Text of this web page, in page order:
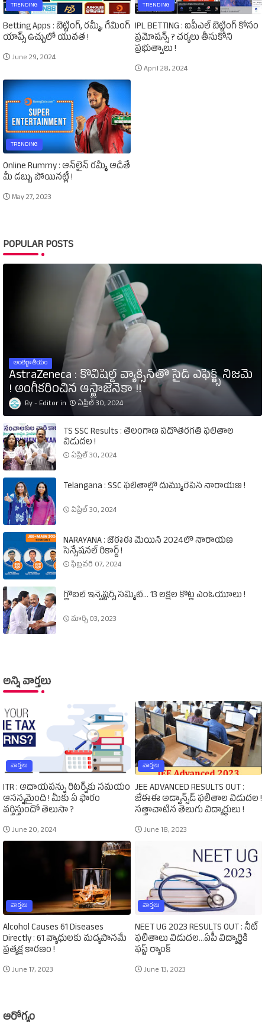
TRENDING
Betting Apps : బెట్టింగ్‌, రమ్మీ, గేమింగ్‌
యాప్స్‌ ఉచ్చులో యువత !
June 29, 2024
TRENDING
IPL BETTING : ఐపీఎల్‌ బెట్టింగ్‌ కోసం
ప్రమోషన్స్‌ ? చర్యలు తీసుకోని
ప్రభుత్వాలు !
April 28, 2024
TRENDING
Online Rummy : ఆన్‌లైన్‌ రమ్మీ ఆడితే
మీ డబ్బు పోయినట్లే !
May 27, 2023
POPULAR POSTS
అంతర్జాతీయం
AstraZeneca : కోవిషీల్డ్‌ వ్యాక్సిన్‌తో సైడ్‌ ఎఫెక్ట్స్‌ నిజమే
! అంగీకరించిన ఆస్ట్రాజెనెకా !!
Editor ఏప్రిల్ 30, 2024
TS SSC Results : తెలంగాణ పదోతరగతి ఫలితాల
విడుదల !
ఏప్రిల్ 30, 2024
Telangana : SSC ఫలితాల్లో దుమ్మురేపిన నారాయణ !
ఏప్రిల్ 30, 2024
NARAYANA : జేఈఈ మెయిన్‌ 2024లో నారాయణ
సెన్సేషనల్‌ రికార్డ్‌ !
ఫిబ్రవరి 07, 2024
గ్లోబల్‌ ఇన్వెష్టర్స్‌ సమ్మిట్‌... 13 లక్షల కోట్ల ఎంఓయూలు !
మార్చి 03, 2023
అన్ని వార్తలు
వార్తలు
ITR : ఆదాయపన్ను రిటర్న్‌కు సమయం
ఆసన్నమైంది ! మీకు ఏ ఫారం
వర్తిస్తుందో తెలుసా ?
June 20, 2024
వార్తలు
JEE ADVANCED RESULTS OUT :
జేఈఈ అడ్వాన్స్‌డ్‌ ఫలితాల విడుదల !
సత్తాచాటిన తెలుగు విద్యార్థులు !
June 18, 2023
వార్తలు
Alcohol Causes 61 Diseases
Directly : 61 వ్యాధులకు మద్యపానమే
ప్రత్యక్ష కారణం !
June 17, 2023
వార్తలు
NEET UG 2023 RESULTS OUT : నీట్‌
ఫలితాలు విడుదల...ఏపీ విద్యార్థికి
ఫస్ట్‌ ర్యాంక్‌
June 13, 2023
ఆరోగ్యం